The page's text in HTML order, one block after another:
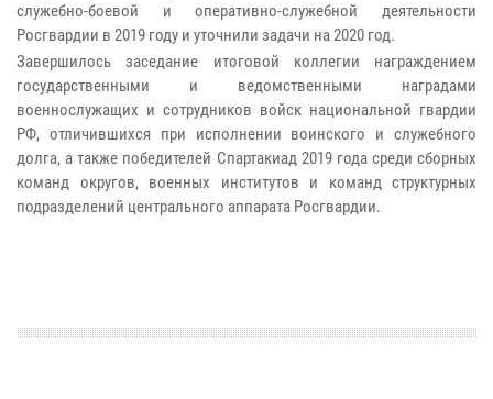
служебно-боевой и оперативно-служебной деятельности
Росгвардии в 2019 году и уточнили задачи на 2020 год.
Завершилось заседание итоговой коллегии награждением
государственными и ведомственными наградами
военнослужащих и сотрудников войск национальной гвардии
РФ, отличившихся при исполнении воинского и служебного
долга, а также победителей Спартакиад 2019 года среди сборных
команд округов, военных институтов и команд структурных
подразделений центрального аппарата Росгвардии.